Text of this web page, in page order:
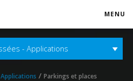
MENU
- Applications
Applications / Parkings et places